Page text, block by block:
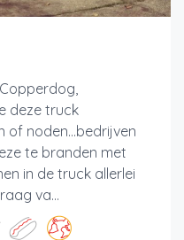
deze truck
of noden...bedrijven
te branden met
in de truck allerlei
va...